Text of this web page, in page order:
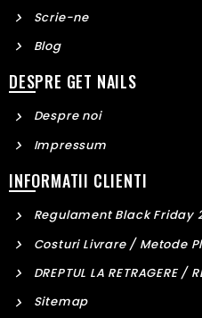
Scrie-ne
Blog
DESPRE GET NAILS
Despre noi
Impressum
INFORMATII CLIENTI
Regulament Black Friday
Costuri Livrare / Metode
DREPTUL LA RETRAGERE /
Sitemap